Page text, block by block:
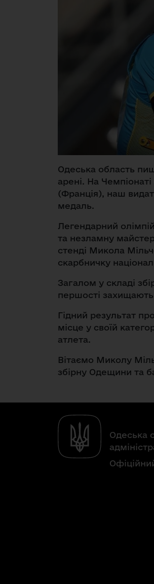
Одеська область
арені. На
(Франція), наш
медаль.
Легендарний
та незламну
стенді Микола
скарбничку
Загалом у складі
першості
Гідний результат
місце у своїй
атлета.
Вітаємо Миколу
збірну Одещини та
Одеська